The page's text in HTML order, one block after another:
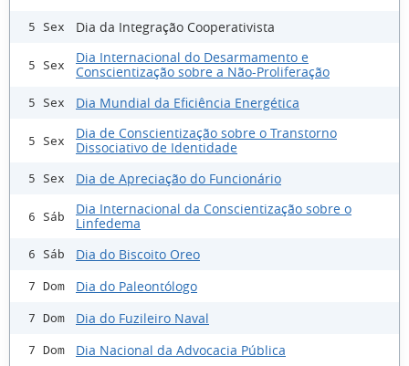
5 Sex Dia da Integração Cooperativista
5 Sex
Dia Internacional do Desarmamento e
Conscientização sobre a Não-Proliferação
5 Sex Dia Mundial da Eficiência Energética
5 Sex
Dia de Conscientização sobre o Transtorno
Dissociativo de Identidade
5 Sex Dia de Apreciação do Funcionário
6 Sáb
Dia Internacional da Conscientização sobre o
Linfedema
6 Sáb Dia do Biscoito Oreo
7 Dom Dia do Paleontólogo
7 Dom Dia do Fuzileiro Naval
7 Dom Dia Nacional da Advocacia Pública